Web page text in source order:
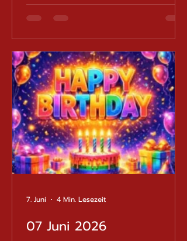
Hitzewelle. In Bern stiegen die
Temperaturen auf bis zu 35 Grad,
während die Aare angenehme 24
Grad erreichte. Ideale
Bedingungen für alle
Badebegeisterten, deutlich
weniger erfreulich für Gärtner und
erst recht für Menschen, die einen
orthopädischen Schuh tragen m
07 Juni 2026
7. Juni 4 Min. Lesezeit